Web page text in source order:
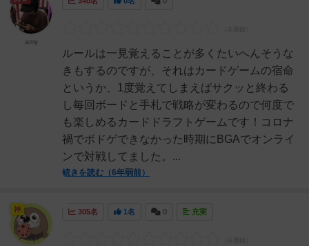
ルールは一見覚えることが多くたいへんそうな
きもするのですが、それはカードゲームの宿命
というか、1度覚えてしまえばサクッと終わる
し毎回ボードと手札で戦略が変わるので何度で
も楽しめるカードドラフトゲームです！コロナ
禍でボドゲできなかった時期にBGAでオンライ
ンで対戦してました。...
続きを読む（6年弱前）
amy
305名 1名 0 充実
神